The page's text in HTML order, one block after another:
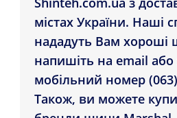
містах України. Наші
нададуть Вам хороші
напишіть на email
мобільний номер
Також, ви можете